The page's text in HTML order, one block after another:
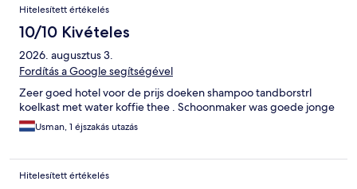
Hitelesített értékelés
10/10 Kivételes
2026. augusztus 3.
Fordítás a Google segítségével
Zeer goed hotel voor de prijs doeken shampoo tandborstrl
koelkast met water koffie thee . Schoonmaker was goede jonge
Usman, 1 éjszakás utazás
Hitelesített értékelés